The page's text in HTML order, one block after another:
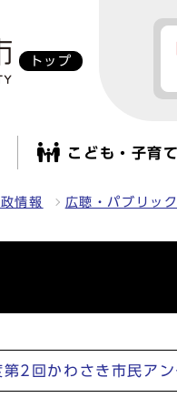
トップ
こども・子育
情報 広聴・パブリッ
2回かわさき市民アン